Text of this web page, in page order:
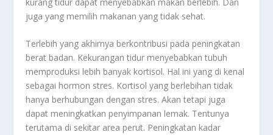
juga yang memilih makanan yang tidak sehat.
Terlebih yang akhirnya berkontribusi pada peningkatan
berat badan. Kekurangan tidur menyebabkan tubuh
memproduksi lebih banyak kortisol. Hal ini yang di kenal
sebagai hormon stres. Kortisol yang berlebihan tidak
hanya berhubungan dengan stres. Akan tetapi juga
dapat meningkatkan penyimpanan lemak. Tentunya
terutama di sekitar area perut. Peningkatan kadar